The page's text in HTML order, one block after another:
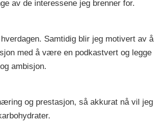
av de interessene jeg brenner for.
Samtidig blir jeg motivert av å
med å være en podkastvert og legge
ambisjon.
og prestasjon, så akkurat nå vil jeg